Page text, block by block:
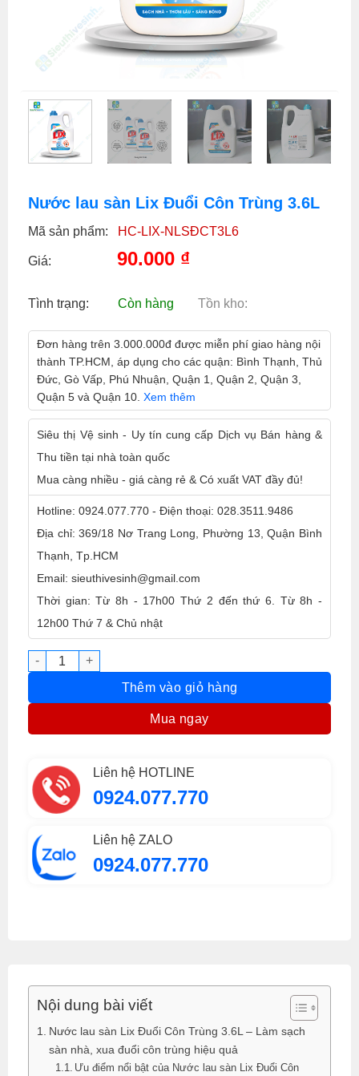
Nước lau sàn Lix Đuổi Côn Trùng 3.6L
Mã sản phẩm: HC-LIX-NLSĐCT3L6
Giá: 90.000 ₫
Tình trạng: Còn hàng Tồn kho:
Đơn hàng trên 3.000.000đ được miễn phí giao hàng nội
thành TP.HCM, áp dụng cho các quận: Bình Thạnh, Thủ
Đức, Gò Vấp, Phú Nhuận, Quận 1, Quận 2, Quận 3,
Quận 5 và Quận 10. Xem thêm
Siêu thị Vệ sinh - Uy tín cung cấp Dịch vụ Bán hàng &
Thu tiền tại nhà toàn quốc
Mua càng nhiều - giá càng rẻ & Có xuất VAT đầy đủ!
Hotline: 0924.077.770 - Điện thoại: 028.3511.9486
Địa chỉ: 369/18 Nơ Trang Long, Phường 13, Quận Bình
Thạnh, Tp.HCM
Email: sieuthivesinh@gmail.com
Thời gian: Từ 8h - 17h00 Thứ 2 đến thứ 6. Từ 8h -
12h00 Thứ 7 & Chủ nhật
Nước lau sàn Lix Đuổi Côn Trùng 3.6L số lượng
Thêm vào giỏ hàng
Mua ngay
Liên hệ HOTLINE
0924.077.770
Liên hệ ZALO
0924.077.770
Nội dung bài viết
Nước lau sàn Lix Đuổi Côn Trùng 3.6L – Làm sạch
sàn nhà, xua đuổi côn trùng hiệu quả
Ưu điểm nổi bật của Nước lau sàn Lix Đuổi Côn